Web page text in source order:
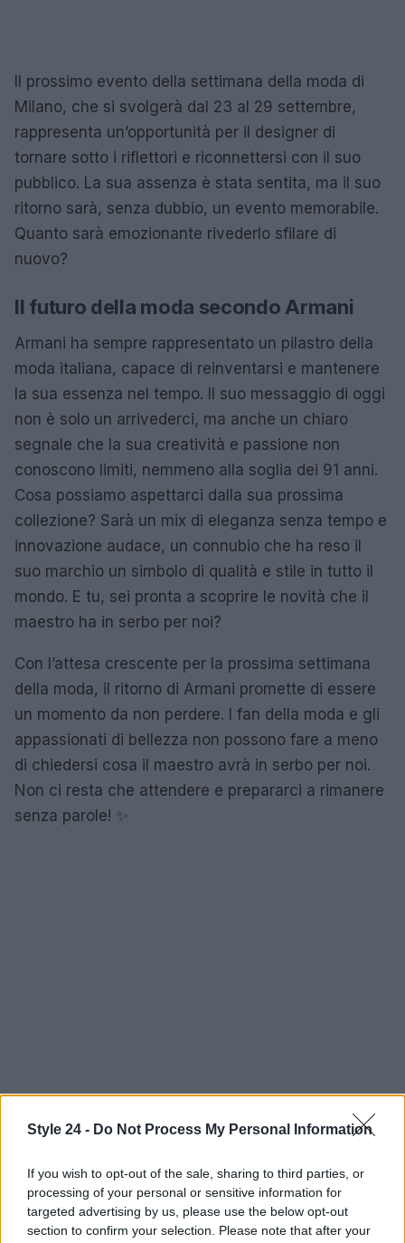
Style 24 - Do Not Process My Personal Information
If you wish to opt-out of the sale, sharing to third parties, or
processing of your personal or sensitive information for
targeted advertising by us, please use the below opt-out
section to confirm your selection. Please note that after your
Il prossimo evento della settimana della moda di
Milano, che si svolgerà dal 23 al 29 settembre,
rappresenta un’opportunità per il designer di
tornare sotto i riflettori e riconnettersi con il suo
pubblico. La sua assenza è stata sentita, ma il suo
ritorno sarà, senza dubbio, un evento memorabile.
Quanto sarà emozionante rivederlo sfilare di
nuovo?
Il futuro della moda secondo Armani
Armani ha sempre rappresentato un pilastro della
moda italiana, capace di reinventarsi e mantenere
la sua essenza nel tempo. Il suo messaggio di oggi
non è solo un arrivederci, ma anche un chiaro
segnale che la sua creatività e passione non
conoscono limiti, nemmeno alla soglia dei 91 anni.
Cosa possiamo aspettarci dalla sua prossima
collezione? Sarà un mix di eleganza senza tempo e
innovazione audace, un connubio che ha reso il
suo marchio un simbolo di qualità e stile in tutto il
mondo. E tu, sei pronta a scoprire le novità che il
maestro ha in serbo per noi?
Con l’attesa crescente per la prossima settimana
della moda, il ritorno di Armani promette di essere
un momento da non perdere. I fan della moda e gli
appassionati di bellezza non possono fare a meno
di chiedersi cosa il maestro avrà in serbo per noi.
Non ci resta che attendere e prepararci a rimanere
senza parole! ✨
AUTORE
Staff